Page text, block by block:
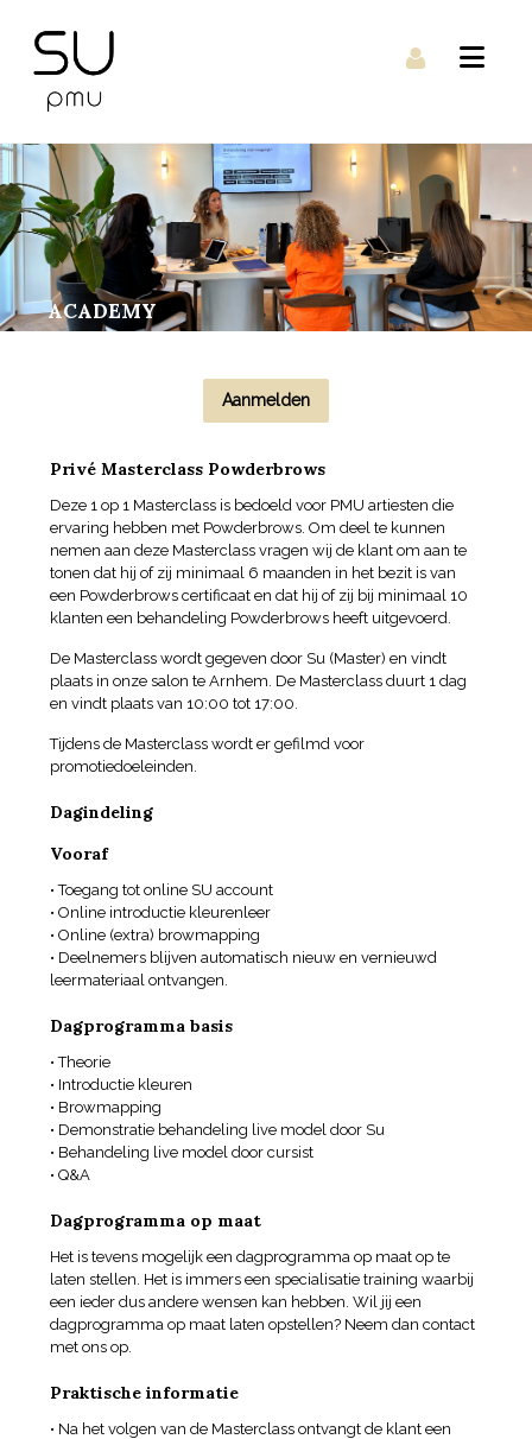
ACADEMY
Aanmelden
Privé Masterclass Powderbrows
Deze 1 op 1 Masterclass is bedoeld voor PMU artiesten die
ervaring hebben met Powderbrows. Om deel te kunnen
nemen aan deze Masterclass vragen wij de klant om aan te
tonen dat hij of zij minimaal 6 maanden in het bezit is van
een Powderbrows certificaat en dat hij of zij bij minimaal 10
klanten een behandeling Powderbrows heeft uitgevoerd.
De Masterclass wordt gegeven door Su (Master) en vindt
plaats in onze salon te Arnhem. De Masterclass duurt 1 dag
en vindt plaats van 10:00 tot 17:00.
Tijdens de Masterclass wordt er gefilmd voor
promotiedoeleinden.
Dagindeling
Vooraf
• Toegang tot online SU account
• Online introductie kleurenleer
• Online (extra) browmapping
• Deelnemers blijven automatisch nieuw en vernieuwd
leermateriaal ontvangen.
Dagprogramma basis
• Theorie
• Introductie kleuren
• Browmapping
• Demonstratie behandeling live model door Su
• Behandeling live model door cursist
• Q&A
Dagprogramma op maat
Het is tevens mogelijk een dagprogramma op maat op te
laten stellen. Het is immers een specialisatie training waarbij
een ieder dus andere wensen kan hebben. Wil jij een
dagprogramma op maat laten opstellen? Neem dan contact
met ons op.
Praktische informatie
• Na het volgen van de Masterclass ontvangt de klant een